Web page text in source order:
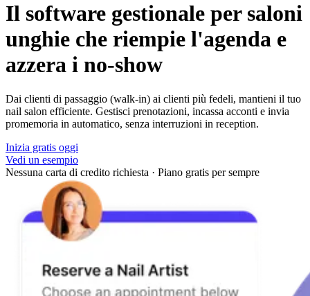
Il software gestionale per saloni
unghie che riempie l'agenda e
azzera i no-show
Dai clienti di passaggio (walk-in) ai clienti più fedeli, mantieni il tuo
nail salon efficiente. Gestisci prenotazioni, incassa acconti e invia
promemoria in automatico, senza interruzioni in reception.
Inizia gratis oggi
Vedi un esempio
Nessuna carta di credito richiesta · Piano gratis per sempre